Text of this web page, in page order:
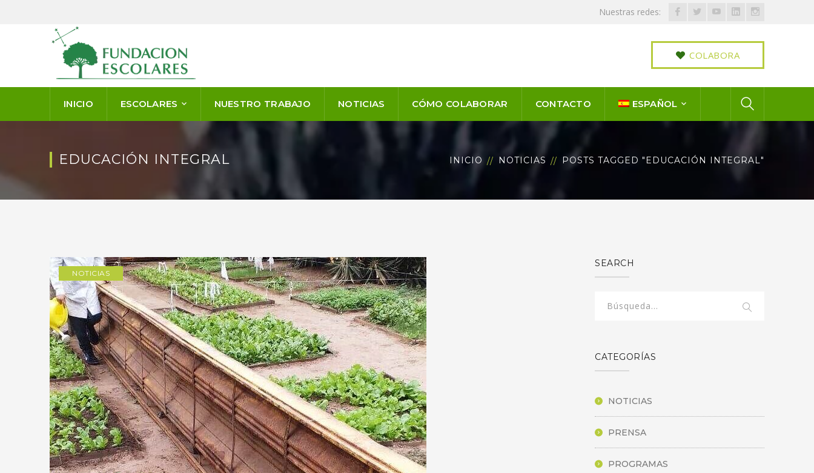
Nuestras redes:
Facebook
TwitterYoutubeLinkedInInstagram
COLABORA
INICIO ESCOLARES NUESTRO TRABAJO NOTICIAS CÓMO COLABORAR CONTACTO ESPAÑOL
EDUCACIÓN INTEGRAL INICIO NOTICIAS POSTS TAGGED "EDUCACIÓN INTEGRAL"
NOTICIAS
SEARCH
CATEGORÍAS
NOTICIAS
PRENSA
PROGRAMAS